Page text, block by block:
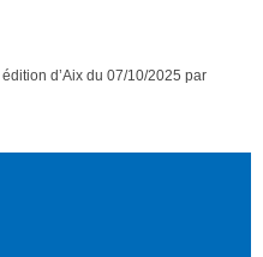
d’Aix du 07/10/2025 par